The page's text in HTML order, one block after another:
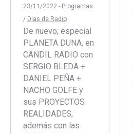
23/11/2022 - Programas
/ Dias de Radio
De nuevo; especial
PLANETA DUNA, en
CANDIL RADIO con
SERGIO BLEDA +
DANIEL PEÑA +
NACHO GOLFE y
sus PROYECTOS
REALIDADES,
además con las